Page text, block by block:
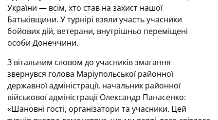
України — всім, хто став на захист нашої
Батьківщини. У турнірі взяли участь учасники
бойових дій, ветерани, внутрішньо переміщені
особи Донеччини.
З вітальним словом до учасників змагання
звернувся голова Маріупольської районної
державної адміністрації, начальник районної
військової адміністрації Олександр Панасенко:
«Шановні гості, організатори та учасники. Цей